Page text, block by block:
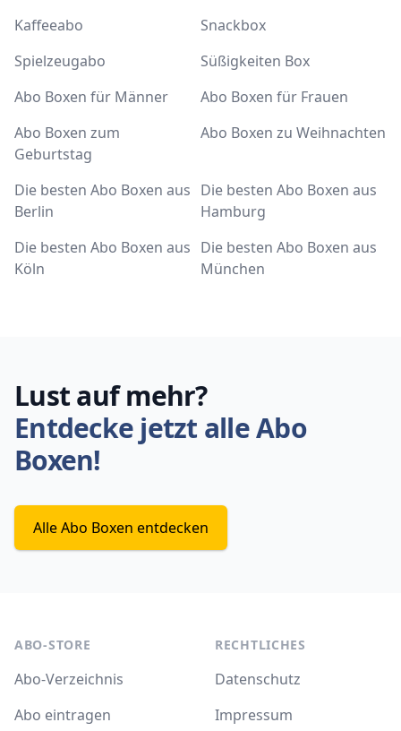
Kaffeeabo
Snackbox
Spielzeugabo
Süßigkeiten Box
Abo Boxen für Männer
Abo Boxen für Frauen
Abo Boxen zum
Geburtstag
Abo Boxen zu Weihnachten
Die besten Abo Boxen aus
Berlin
Die besten Abo Boxen aus
Hamburg
Die besten Abo Boxen aus
Köln
Die besten Abo Boxen aus
München
Lust auf mehr?
Entdecke jetzt alle Abo
Boxen!
Alle Abo Boxen entdecken
ABO-STORE
Abo-Verzeichnis
Abo eintragen
RECHTLICHES
Datenschutz
Impressum